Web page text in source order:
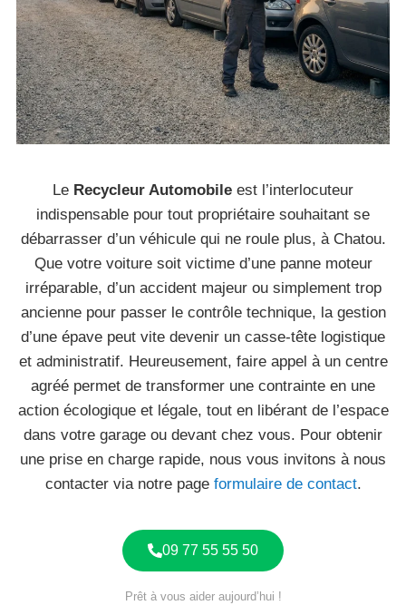
Le Recycleur Automobile est l’interlocuteur
indispensable pour tout propriétaire souhaitant se
débarrasser d’un véhicule qui ne roule plus, à Chatou.
Que votre voiture soit victime d’une panne moteur
irréparable, d’un accident majeur ou simplement trop
ancienne pour passer le contrôle technique, la gestion
d’une épave peut vite devenir un casse-tête logistique
et administratif. Heureusement, faire appel à un centre
agréé permet de transformer une contrainte en une
action écologique et légale, tout en libérant de l’espace
dans votre garage ou devant chez vous. Pour obtenir
une prise en charge rapide, nous vous invitons à nous
contacter via notre page formulaire de contact.
09 77 55 55 50
Prêt à vous aider aujourd’hui !